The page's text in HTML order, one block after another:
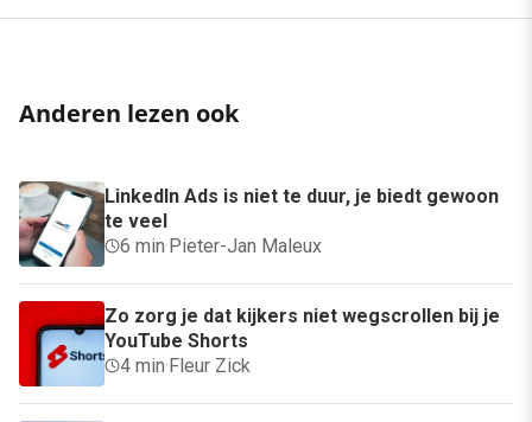
Anderen lezen ook
LinkedIn Ads is niet te duur, je biedt gewoon
te veel
6 min·Pieter-Jan Maleux
Zo zorg je dat kijkers niet wegscrollen bij je
YouTube Shorts
4 min·Fleur Zick